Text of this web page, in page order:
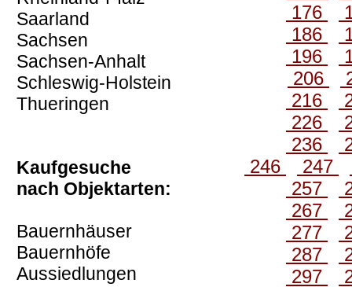
Saarland
Sachsen
Sachsen-Anhalt
Schleswig-Holstein
Thueringen
Kaufgesuche
nach Objektarten:
Bauernhäuser
Bauernhöfe
Aussiedlungen
176
186
196
206
216
226
236
246
247
257
267
277
287
297